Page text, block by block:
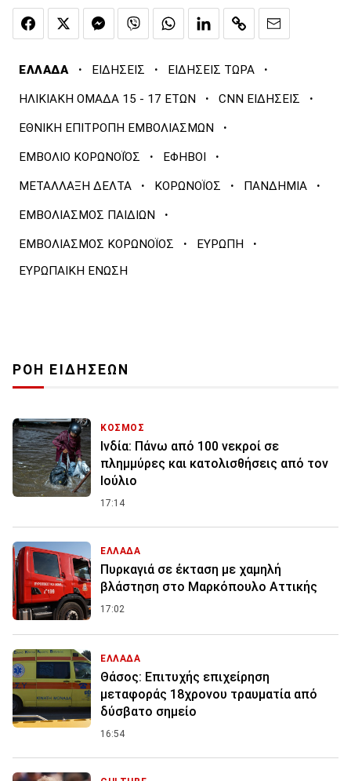
ΕΛΛΑΔΑ · ΕΙΔΗΣΕΙΣ · ΕΙΔΗΣΕΙΣ ΤΩΡΑ ·
ΗΛΙΚΙΑΚΗ ΟΜΑΔΑ 15 - 17 ΕΤΩΝ · CNN ΕΙΔΗΣΕΙΣ ·
ΕΘΝΙΚΗ ΕΠΙΤΡΟΠΗ ΕΜΒΟΛΙΑΣΜΩΝ ·
ΕΜΒΟΛΙΟ ΚΟΡΩΝΟΪΌΣ · ΕΦΗΒΟΙ ·
ΜΕΤΑΛΛΑΞΗ ΔΕΛΤΑ · ΚΟΡΩΝΟΪΟΣ · ΠΑΝΔΗΜΙΑ ·
ΕΜΒΟΛΙΑΣΜΟΣ ΠΑΙΔΙΩΝ ·
ΕΜΒΟΛΙΑΣΜΟΣ ΚΟΡΩΝΟΪΟΣ · ΕΥΡΩΠΗ ·
ΕΥΡΩΠΑΙΚΗ ΕΝΩΣΗ
ΡΟΗ ΕΙΔΗΣΕΩΝ
ΚΟΣΜΟΣ
Ινδία: Πάνω από 100 νεκροί σε
πλημμύρες και κατολισθήσεις από τον
Ιούλιο
17:14
ΕΛΛΑΔΑ
Πυρκαγιά σε έκταση με χαμηλή
βλάστηση στο Μαρκόπουλο Αττικής
17:02
ΕΛΛΑΔΑ
Θάσος: Επιτυχής επιχείρηση
μεταφοράς 18χρονου τραυματία από
δύσβατο σημείο
16:54